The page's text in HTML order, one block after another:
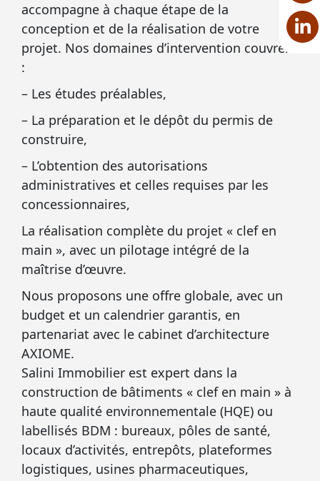
accompagne à chaque étape de la
conception et de la réalisation de votre
projet. Nos domaines d’intervention couvrent
:
– Les études préalables,
– La préparation et le dépôt du permis de
construire,
– L’obtention des autorisations
administratives et celles requises par les
concessionnaires,
La réalisation complète du projet « clef en
main », avec un pilotage intégré de la
maîtrise d’œuvre.
Nous proposons une offre globale, avec un
budget et un calendrier garantis, en
partenariat avec le cabinet d’architecture
AXIOME.
Salini Immobilier est expert dans la
construction de bâtiments « clef en main » à
haute qualité environnementale (HQE) ou
labellisés BDM : bureaux, pôles de santé,
locaux d’activités, entrepôts, plateformes
logistiques, usines pharmaceutiques,